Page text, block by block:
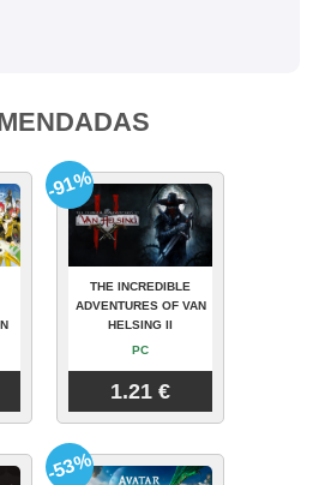
THE INCREDIBLE
ADVENTURES OF VAN
HELSING II
PC
1.21 €
-91%
-53%